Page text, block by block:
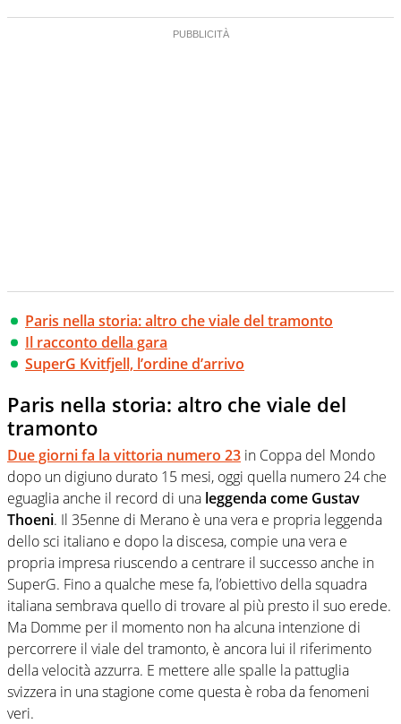
Paris nella storia: altro che viale del tramonto
Il racconto della gara
SuperG Kvitfjell, l’ordine d’arrivo
Paris nella storia: altro che viale del
tramonto
Due giorni fa la vittoria numero 23 in Coppa del Mondo
dopo un digiuno durato 15 mesi, oggi quella numero 24 che
eguaglia anche il record di una leggenda come Gustav
Thoeni. Il 35enne di Merano è una vera e propria leggenda
dello sci italiano e dopo la discesa, compie una vera e
propria impresa riuscendo a centrare il successo anche in
SuperG. Fino a qualche mese fa, l’obiettivo della squadra
italiana sembrava quello di trovare al più presto il suo erede.
Ma Domme per il momento non ha alcuna intenzione di
percorrere il viale del tramonto, è ancora lui il riferimento
della velocità azzurra. E mettere alle spalle la pattuglia
svizzera in una stagione come questa è roba da fenomeni
veri.